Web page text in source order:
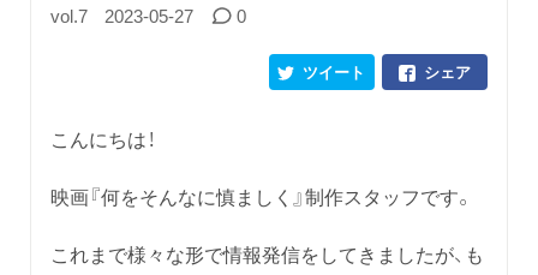
vol.7 2023-05-27 0
シェア
ツイート
こんにちは！
映画『何をそんなに慎ましく』制作スタッフです。
これまで様々な形で情報発信をしてきましたが、も